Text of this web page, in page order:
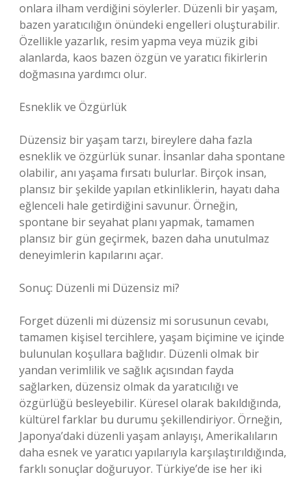
onlara ilham verdiğini söylerler. Düzenli bir yaşam,
bazen yaratıcılığın önündeki engelleri oluşturabilir.
Özellikle yazarlık, resim yapma veya müzik gibi
alanlarda, kaos bazen özgün ve yaratıcı fikirlerin
doğmasına yardımcı olur.
Esneklik ve Özgürlük
Düzensiz bir yaşam tarzı, bireylere daha fazla
esneklik ve özgürlük sunar. İnsanlar daha spontane
olabilir, anı yaşama fırsatı bulurlar. Birçok insan,
plansız bir şekilde yapılan etkinliklerin, hayatı daha
eğlenceli hale getirdiğini savunur. Örneğin,
spontane bir seyahat planı yapmak, tamamen
plansız bir gün geçirmek, bazen daha unutulmaz
deneyimlerin kapılarını açar.
Sonuç: Düzenli mi Düzensiz mi?
Forget düzenli mi düzensiz mi sorusunun cevabı,
tamamen kişisel tercihlere, yaşam biçimine ve içinde
bulunulan koşullara bağlıdır. Düzenli olmak bir
yandan verimlilik ve sağlık açısından fayda
sağlarken, düzensiz olmak da yaratıcılığı ve
özgürlüğü besleyebilir. Küresel olarak bakıldığında,
kültürel farklar bu durumu şekillendiriyor. Örneğin,
Japonya’daki düzenli yaşam anlayışı, Amerikalıların
daha esnek ve yaratıcı yapılarıyla karşılaştırıldığında,
farklı sonuçlar doğuruyor. Türkiye’de ise her iki